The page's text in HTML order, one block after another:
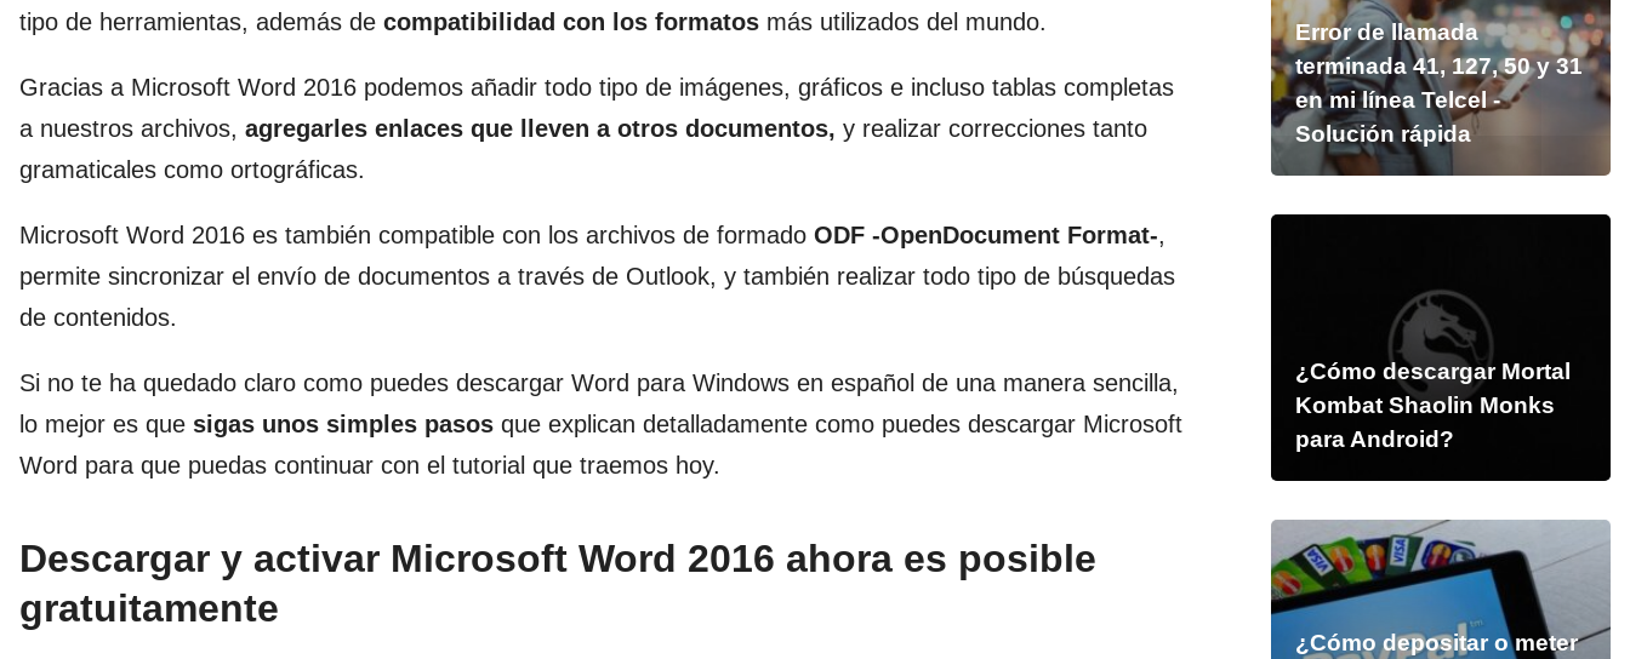
tipo de herramientas, además de compatibilidad con los formatos más utilizados del mundo.
Gracias a Microsoft Word 2016 podemos añadir todo tipo de imágenes, gráficos e incluso tablas completas
a nuestros archivos, agregarles enlaces que lleven a otros documentos, y realizar correcciones tanto
gramaticales como ortográficas.
Microsoft Word 2016 es también compatible con los archivos de formado ODF -OpenDocument Format-,
permite sincronizar el envío de documentos a través de Outlook, y también realizar todo tipo de búsquedas
de contenidos.
Si no te ha quedado claro como puedes descargar Word para Windows en español de una manera sencilla,
lo mejor es que sigas unos simples pasos que explican detalladamente como puedes descargar Microsoft
Word para que puedas continuar con el tutorial que traemos hoy.
Descargar y activar Microsoft Word 2016 ahora es posible
gratuitamente
Error de llamada
terminada 41, 127, 50 y 31
en mi línea Telcel -
Solución rápida
¿Cómo descargar Mortal
Kombat Shaolin Monks
para Android?
¿Cómo depositar o meter